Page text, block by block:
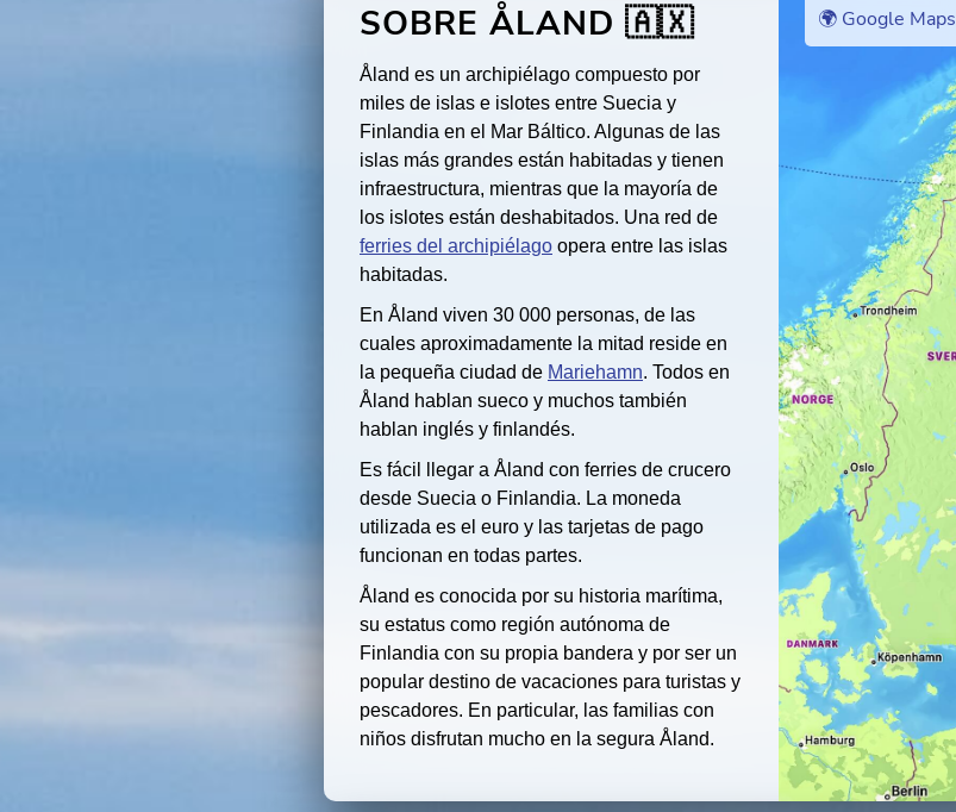
SOBRE ÅLAND 🇦🇽
Åland es un archipiélago compuesto por
miles de islas e islotes entre Suecia y
Finlandia en el Mar Báltico. Algunas de las
islas más grandes están habitadas y tienen
infraestructura, mientras que la mayoría de
los islotes están deshabitados. Una red de
ferries del archipiélago opera entre las islas
habitadas.
En Åland viven 30 000 personas, de las
cuales aproximadamente la mitad reside en
la pequeña ciudad de Mariehamn. Todos en
Åland hablan sueco y muchos también
hablan inglés y finlandés.
Es fácil llegar a Åland con ferries de crucero
desde Suecia o Finlandia. La moneda
utilizada es el euro y las tarjetas de pago
funcionan en todas partes.
Åland es conocida por su historia marítima,
su estatus como región autónoma de
Finlandia con su propia bandera y por ser un
popular destino de vacaciones para turistas y
pescadores. En particular, las familias con
niños disfrutan mucho en la segura Åland.
🌍 Google Maps